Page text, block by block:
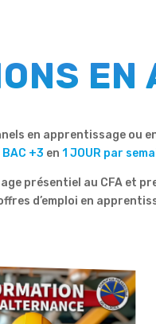
EN
en apprentissage ou
+3 en 1 JOUR par
présentiel au CFA et
d’emploi en